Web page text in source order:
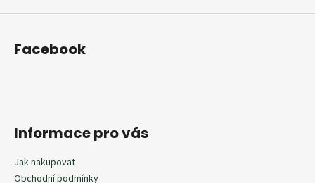
Facebook
Informace pro vás
Jak nakupovat
Obchodní podmínky